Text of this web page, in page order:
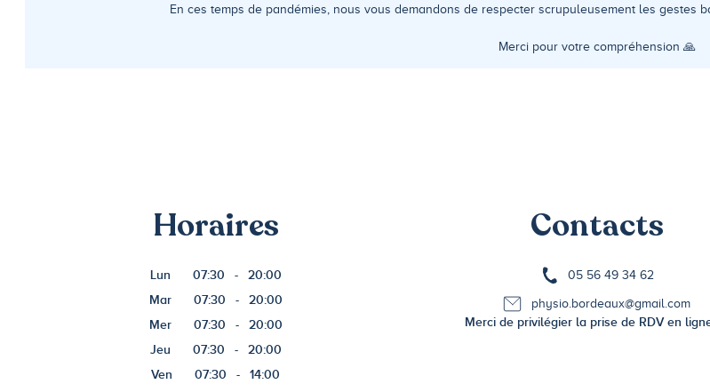
En ces temps de pandémies, nous vous demandons de respecter scrupuleusement les gestes
Merci pour votre compréhension 🙏
Horaires
Lun 07:30 -
20:00
Mar
07:30 -
20:00
Mer
07:30 -
20:00
Jeu
07:30 -
20:00
Ven
07:30 - 14:00
Contacts
05 56 49 34 62
physio.bordeaux@gmail.com
Merci de privilégier la prise de RDV en